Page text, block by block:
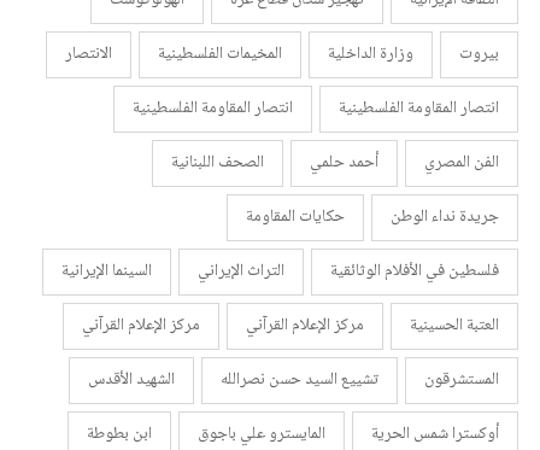
بيروت
وزارة الداخلية المخيمات الفلسطينية
الانتصار
انتصار المقاومة الفلسطينية
انتصار المقاومة الفلسطينية
الفن المصري
أحمد حلمي
الصحف اللبنانية
جريدة نداء الوطن
حكايات المقاومة
فلسطين في الأفلام الوثائقية
التراث الإيراني
السينما الإيرانية
العتبة الحسينية
مركز الإعلام القرآني
مركز الإعلام القرآني
المستشرقون
تشييع السيد حسن نصرالله
الشهيد الأقدس
أوكسترا شمس الحرية
المايسترو علي باجوق
ابن بطوطة